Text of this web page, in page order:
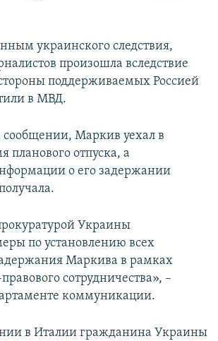
украинского следствия,
произошла вследствие
стороны поддерживаемых Россией
в МВД.
сообщении, Маркив уехал в
планового отпуска, а
о его задержании
Украины
по установлению всех
Маркива в рамках
сотрудничества», –
коммуникации.
в Италии гражданина Украины